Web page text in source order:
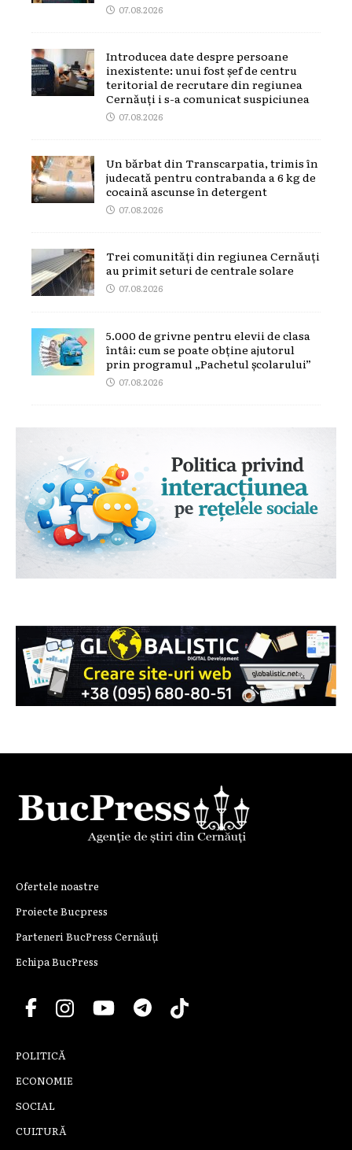
07.08.2026
Introducea date despre persoane
inexistente: unui fost șef de centru
teritorial de recrutare din regiunea
Cernăuți i s-a comunicat suspiciunea
07.08.2026
Un bărbat din Transcarpatia, trimis în
judecată pentru contrabanda a 6 kg de
cocaină ascunse în detergent
07.08.2026
Trei comunități din regiunea Cernăuți
au primit seturi de centrale solare
07.08.2026
5.000 de grivne pentru elevii de clasa
întâi: cum se poate obține ajutorul
prin programul „Pachetul școlarului”
07.08.2026
Ofertele noastre
Proiecte Bucpress
Parteneri BucPress Cernăuți
Echipa BucPress
POLITICĂ
ECONOMIE
SOCIAL
CULTURĂ